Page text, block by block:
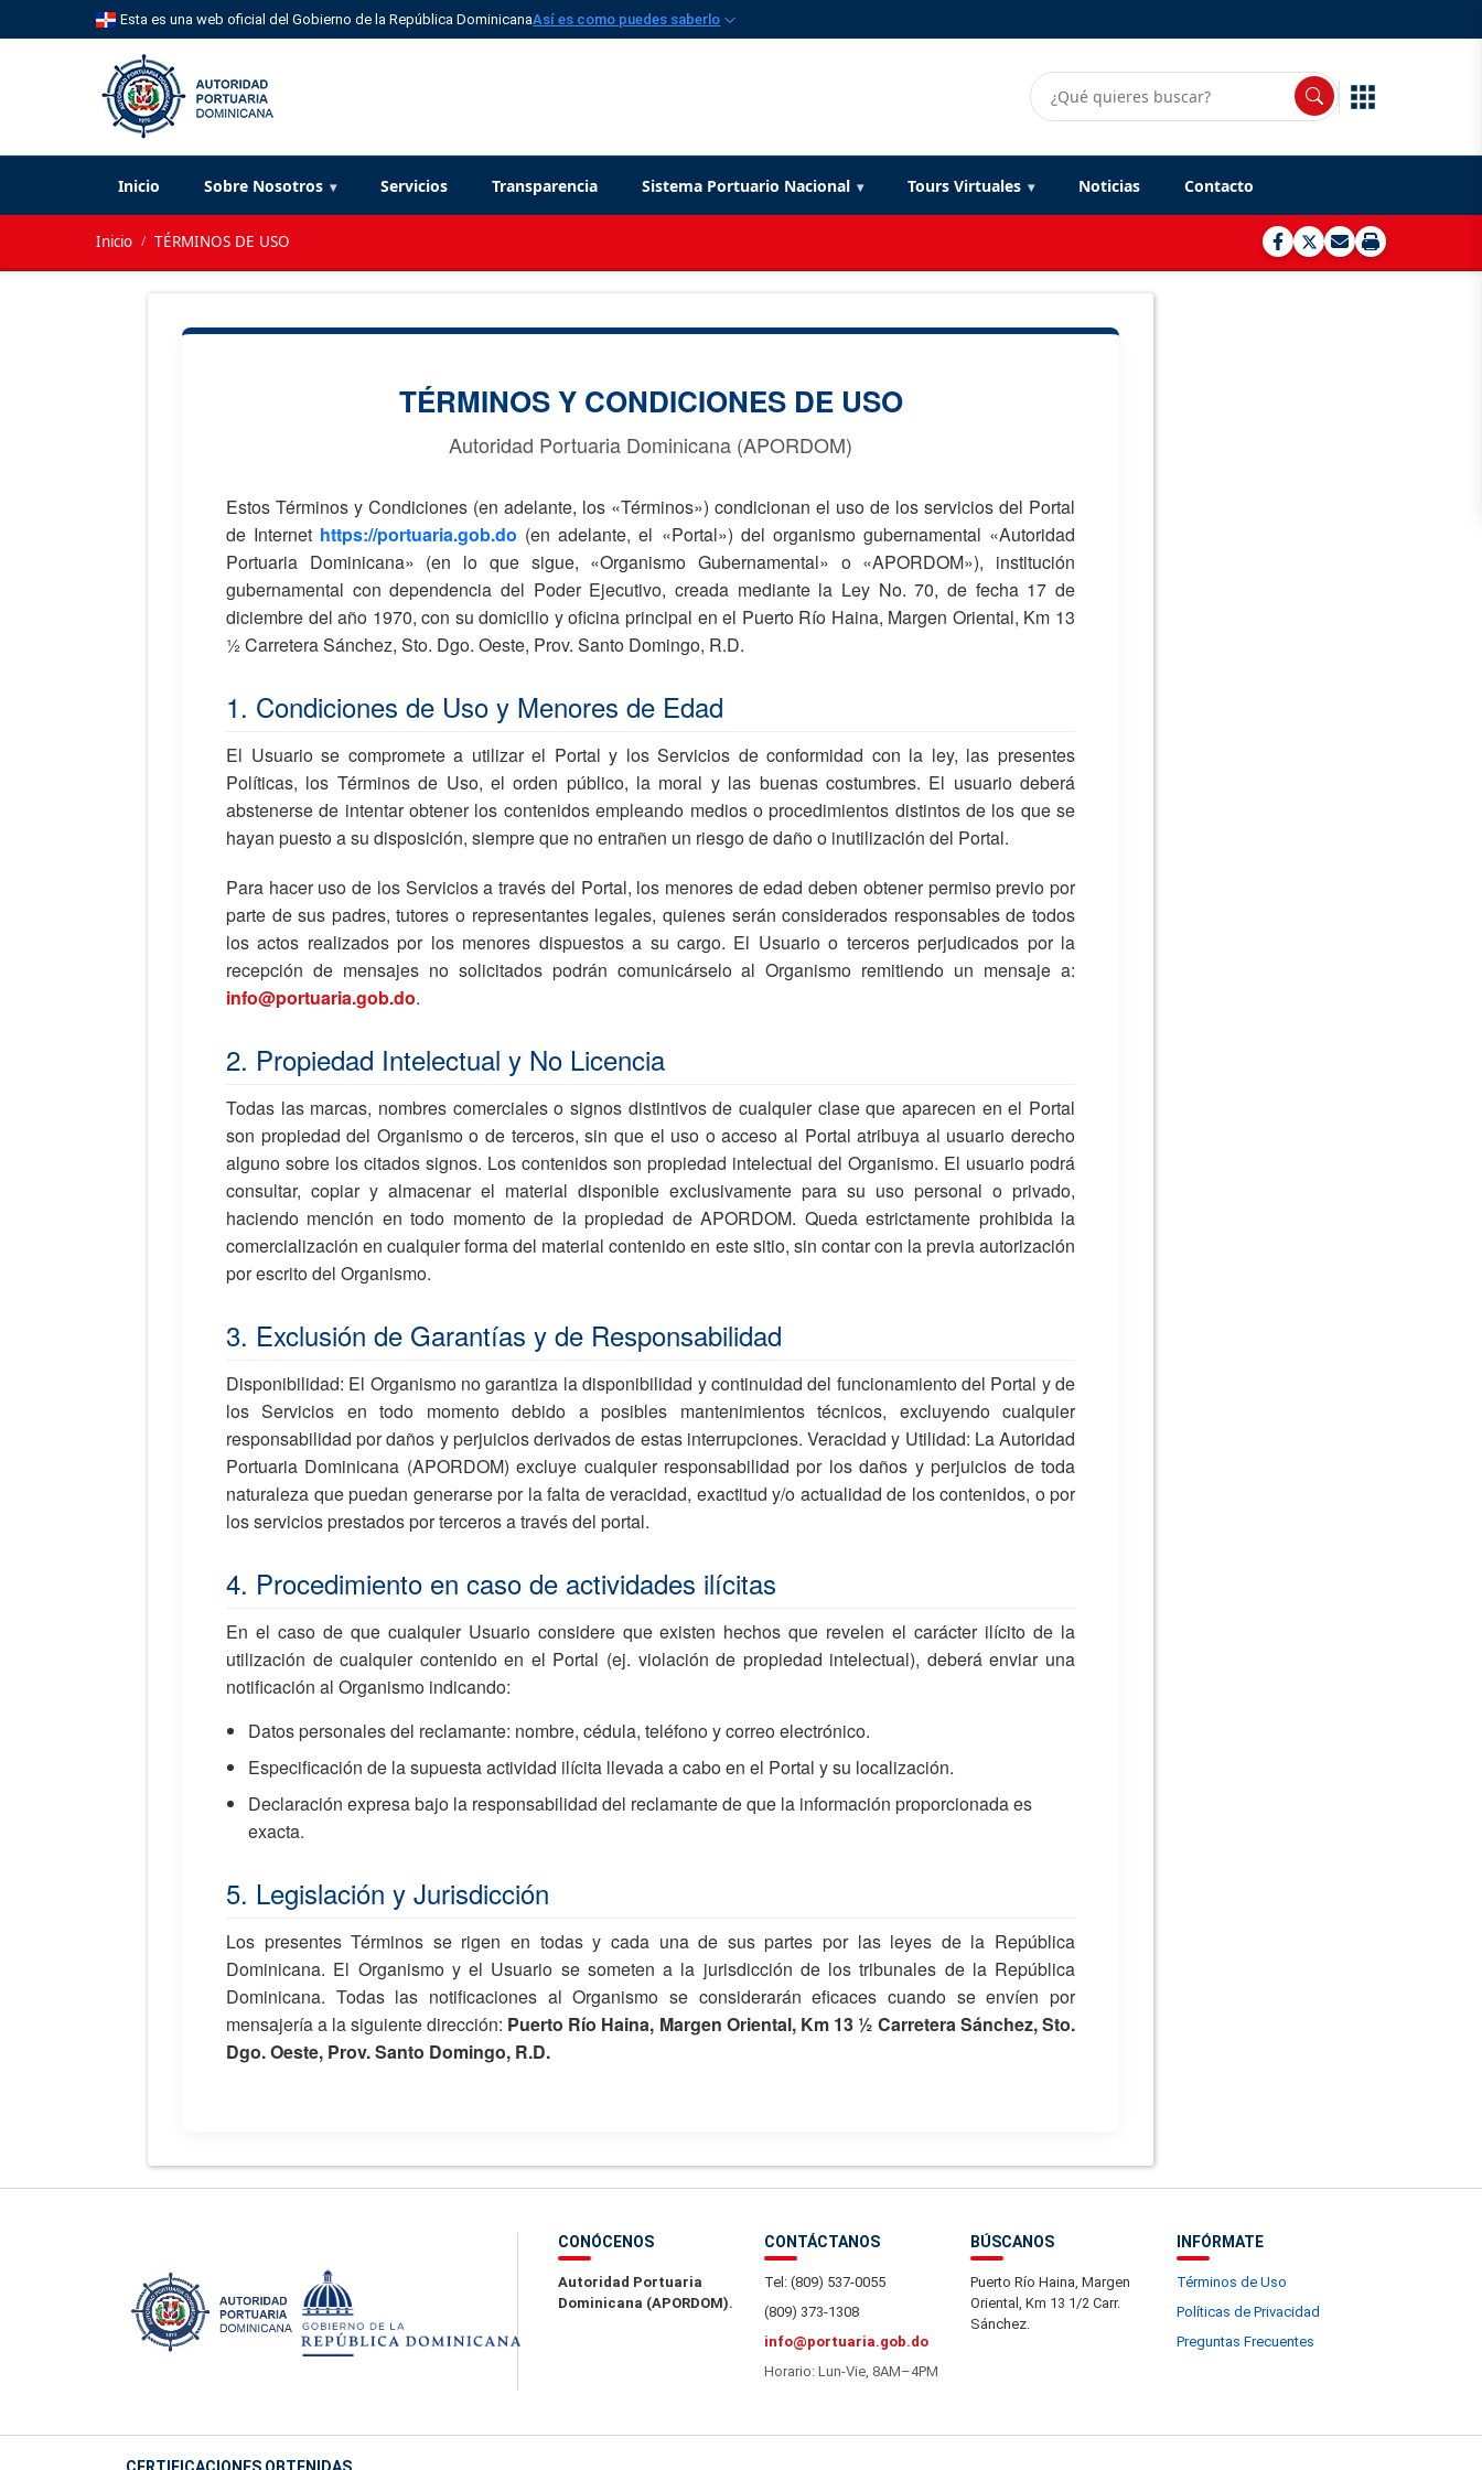
Esta es una web oficial del Gobierno de la República DominicanaAsí es como puedes saberlo
Inicio Sobre Nosotros Servicios Transparencia Sistema Portuario Nacional Tours Virtuales Noticias Contacto
Inicio / TÉRMINOS DE USO
TÉRMINOS Y CONDICIONES DE USO
Autoridad Portuaria Dominicana (APORDOM)
Estos Términos y Condiciones (en adelante, los «Términos») condicionan el uso de los servicios del Portal
de Internet https://portuaria.gob.do (en adelante, el «Portal») del organismo gubernamental «Autoridad
Portuaria Dominicana» (en lo que sigue, «Organismo Gubernamental» o «APORDOM»), institución
gubernamental con dependencia del Poder Ejecutivo, creada mediante la Ley No. 70, de fecha 17 de
diciembre del año 1970, con su domicilio y oficina principal en el Puerto Río Haina, Margen Oriental, Km 13
½ Carretera Sánchez, Sto. Dgo. Oeste, Prov. Santo Domingo, R.D.
1. Condiciones de Uso y Menores de Edad
El Usuario se compromete a utilizar el Portal y los Servicios de conformidad con la ley, las presentes
Políticas, los Términos de Uso, el orden público, la moral y las buenas costumbres. El usuario deberá
abstenerse de intentar obtener los contenidos empleando medios o procedimientos distintos de los que se
hayan puesto a su disposición, siempre que no entrañen un riesgo de daño o inutilización del Portal.
Para hacer uso de los Servicios a través del Portal, los menores de edad deben obtener permiso previo por
parte de sus padres, tutores o representantes legales, quienes serán considerados responsables de todos
los actos realizados por los menores dispuestos a su cargo. El Usuario o terceros perjudicados por la
recepción de mensajes no solicitados podrán comunicárselo al Organismo remitiendo un mensaje a:
info@portuaria.gob.do.
2. Propiedad Intelectual y No Licencia
Todas las marcas, nombres comerciales o signos distintivos de cualquier clase que aparecen en el Portal
son propiedad del Organismo o de terceros, sin que el uso o acceso al Portal atribuya al usuario derecho
alguno sobre los citados signos. Los contenidos son propiedad intelectual del Organismo. El usuario podrá
consultar, copiar y almacenar el material disponible exclusivamente para su uso personal o privado,
haciendo mención en todo momento de la propiedad de APORDOM. Queda estrictamente prohibida la
comercialización en cualquier forma del material contenido en este sitio, sin contar con la previa autorización
por escrito del Organismo.
3. Exclusión de Garantías y de Responsabilidad
Disponibilidad: El Organismo no garantiza la disponibilidad y continuidad del funcionamiento del Portal y de
los Servicios en todo momento debido a posibles mantenimientos técnicos, excluyendo cualquier
responsabilidad por daños y perjuicios derivados de estas interrupciones. Veracidad y Utilidad: La Autoridad
Portuaria Dominicana (APORDOM) excluye cualquier responsabilidad por los daños y perjuicios de toda
naturaleza que puedan generarse por la falta de veracidad, exactitud y/o actualidad de los contenidos, o por
los servicios prestados por terceros a través del portal.
4. Procedimiento en caso de actividades ilícitas
En el caso de que cualquier Usuario considere que existen hechos que revelen el carácter ilícito de la
utilización de cualquier contenido en el Portal (ej. violación de propiedad intelectual), deberá enviar una
notificación al Organismo indicando:
Datos personales del reclamante: nombre, cédula, teléfono y correo electrónico.
Especificación de la supuesta actividad ilícita llevada a cabo en el Portal y su localización.
Declaración expresa bajo la responsabilidad del reclamante de que la información proporcionada es
exacta.
5. Legislación y Jurisdicción
Los presentes Términos se rigen en todas y cada una de sus partes por las leyes de la República
Dominicana. El Organismo y el Usuario se someten a la jurisdicción de los tribunales de la República
Dominicana. Todas las notificaciones al Organismo se considerarán eficaces cuando se envíen por
mensajería a la siguiente dirección: Puerto Río Haina, Margen Oriental, Km 13 ½ Carretera Sánchez, Sto.
Dgo. Oeste, Prov. Santo Domingo, R.D.
CONÓCENOS
Autoridad Portuaria
Dominicana (APORDOM).
CONTÁCTANOS
Tel: (809) 537-0055
(809) 373-1308
info@portuaria.gob.do
Horario: Lun-Vie, 8AM–4PM
BÚSCANOS
Puerto Río Haina, Margen
Oriental, Km 13 1/2 Carr.
Sánchez.
INFÓRMATE
Términos de Uso
Políticas de Privacidad
Preguntas Frecuentes